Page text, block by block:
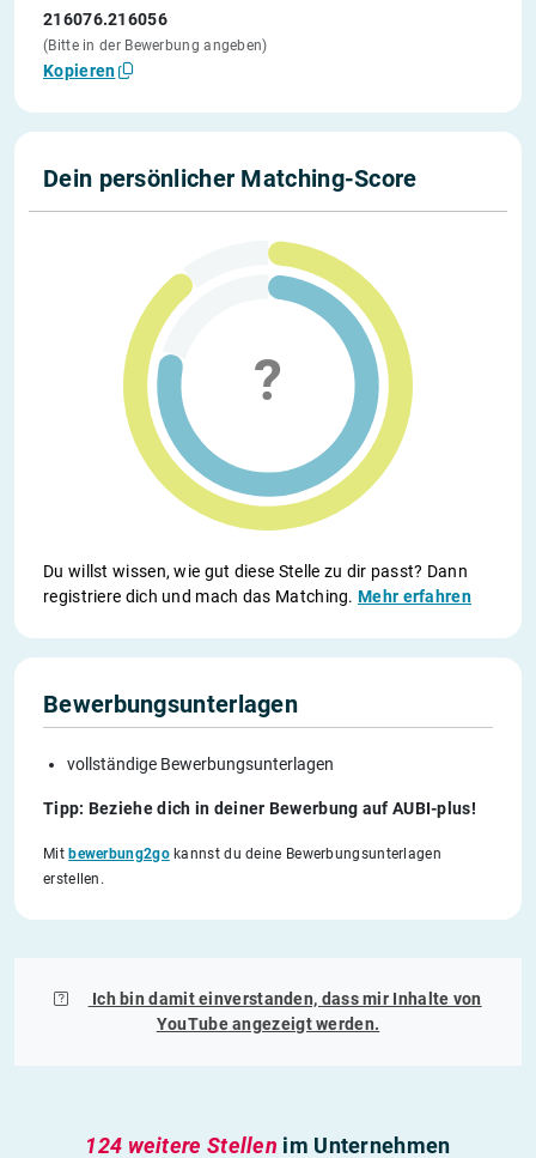
216076.216056
(Bitte in der Bewerbung angeben)
Kopieren
Dein persönlicher Matching-Score
Du willst wissen, wie gut diese Stelle zu dir passt? Dann
registriere dich und mach das Matching.Mehr erfahren
Bewerbungsunterlagen
vollständige Bewerbungsunterlagen
Tipp: Beziehe dich in deiner Bewerbung auf AUBI-plus!
Mit bewerbung2gokannst du deine Bewerbungsunterlagen
erstellen.
Ich bin damit einverstanden, dass mir Inhalte von
YouTubeangezeigt werden.
124 weitere Stellen im Unternehmen